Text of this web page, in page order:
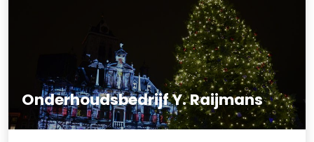
Onderhoudsbedrijf Y. Raijmans